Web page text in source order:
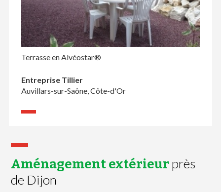
Terrasse en Alvéostar®
Entreprise Tillier
Auvillars-sur-Saône, Côte-d'Or
Aménagement extérieur près
de Dijon